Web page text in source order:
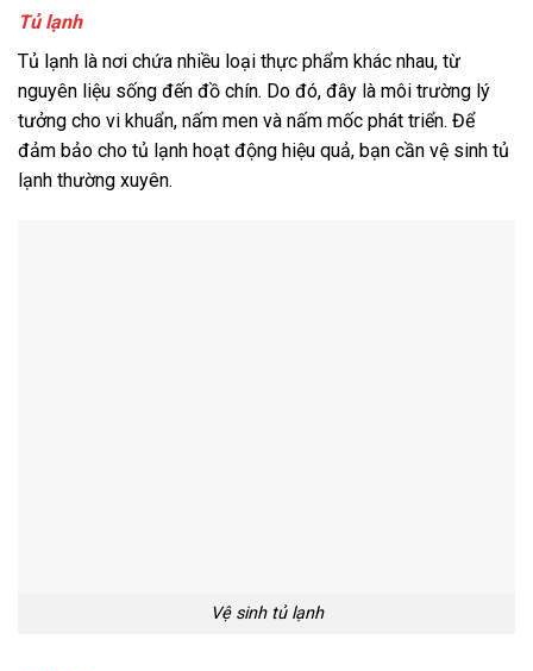
Tủ lạnh
Tủ lạnh là nơi chứa nhiều loại thực phẩm khác nhau, từ
nguyên liệu sống đến đồ chín. Do đó, đây là môi trường lý
tưởng cho vi khuẩn, nấm men và nấm mốc phát triển. Để
đảm bảo cho tủ lạnh hoạt động hiệu quả, bạn cần vệ sinh tủ
lạnh thường xuyên.
Vệ sinh tủ lạnh